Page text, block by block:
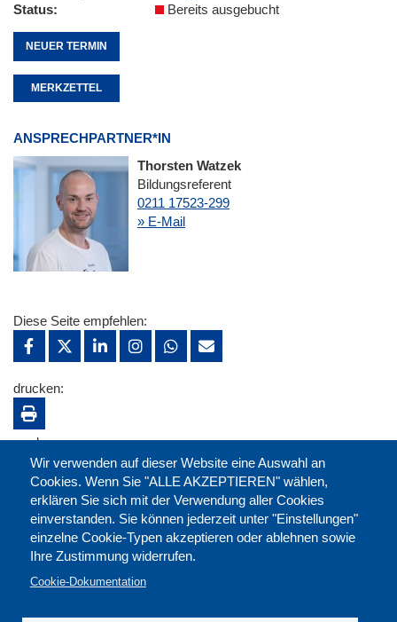
Status
Bereits ausgebucht
NEUER TERMIN
MERKZETTEL
ANSPRECHPARTNER*IN
Thorsten Watzek
Bildungsreferent
0211 17523-299
» E-Mail
Wir verwenden auf dieser Website eine Auswahl an
Cookies. Wenn Sie "ALLE AKZEPTIEREN" wählen,
erklären Sie sich mit der Verwendung aller Cookies
einverstanden. Sie können jederzeit unter "Einstellungen"
einzelne Cookie-Typen akzeptieren oder ablehnen sowie
Ihre Zustimmung widerrufen.
Cookie-Dokumentation
Diese Seite empfehlen:
drucken:
merken: